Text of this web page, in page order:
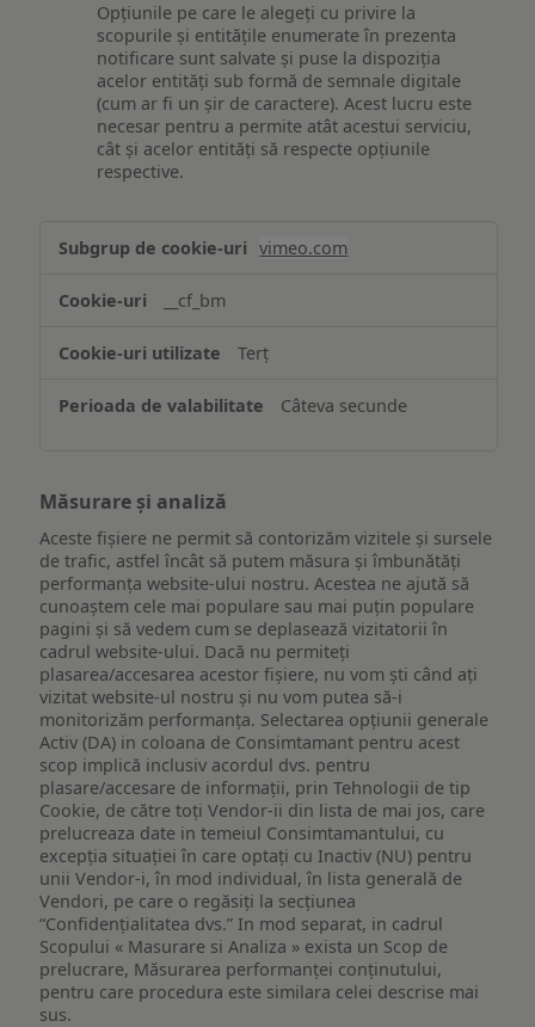
Opțiunile pe care le alegeți cu privire la
scopurile și entitățile enumerate în prezenta
notificare sunt salvate și puse la dispoziția
acelor entități sub formă de semnale digitale
(cum ar fi un șir de caractere). Acest lucru este
necesar pentru a permite atât acestui serviciu,
cât și acelor entități să respecte opțiunile
respective.
Asigurarea
funcționalităților
website-
ului
vimeo.com
__cf_bm
Terț
Câteva secunde
Măsurare și analiză
Aceste fișiere ne permit să contorizăm vizitele și sursele
de trafic, astfel încât să putem măsura și îmbunătăți
performanța website-ului nostru. Acestea ne ajută să
cunoaștem cele mai populare sau mai puțin populare
pagini și să vedem cum se deplasează vizitatorii în
cadrul website-ului. Dacă nu permiteți
plasarea/accesarea acestor fișiere, nu vom ști când ați
vizitat website-ul nostru și nu vom putea să-i
monitorizăm performanța. Selectarea opțiunii generale
Activ (DA) in coloana de Consimtamant pentru acest
scop implică inclusiv acordul dvs. pentru
plasare/accesare de informații, prin Tehnologii de tip
Cookie, de către toți Vendor-ii din lista de mai jos, care
prelucreaza date in temeiul Consimtamantului, cu
excepția situației în care optați cu Inactiv (NU) pentru
unii Vendor-i, în mod individual, în lista generală de
Vendori, pe care o regăsiți la secțiunea
“Confidențialitatea dvs.” In mod separat, in cadrul
Scopului « Masurare si Analiza » exista un Scop de
prelucrare, Măsurarea performanței conținutului,
pentru care procedura este similara celei descrise mai
sus.